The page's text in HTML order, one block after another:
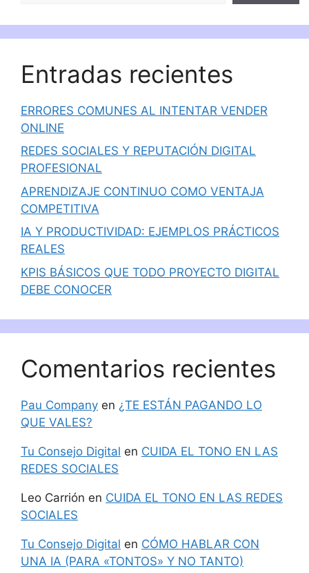
Entradas recientes
ERRORES COMUNES AL INTENTAR VENDER
ONLINE
REDES SOCIALES Y REPUTACIÓN DIGITAL
PROFESIONAL
APRENDIZAJE CONTINUO COMO VENTAJA
COMPETITIVA
IA Y PRODUCTIVIDAD: EJEMPLOS PRÁCTICOS
REALES
KPIS BÁSICOS QUE TODO PROYECTO DIGITAL
DEBE CONOCER
Comentarios recientes
Pau Company en ¿TE ESTÁN PAGANDO LO
QUE VALES?
Tu Consejo Digital en CUIDA EL TONO EN LAS
REDES SOCIALES
Leo Carrión en CUIDA EL TONO EN LAS REDES
SOCIALES
Tu Consejo Digital en CÓMO HABLAR CON
UNA IA (PARA «TONTOS» Y NO TANTO)